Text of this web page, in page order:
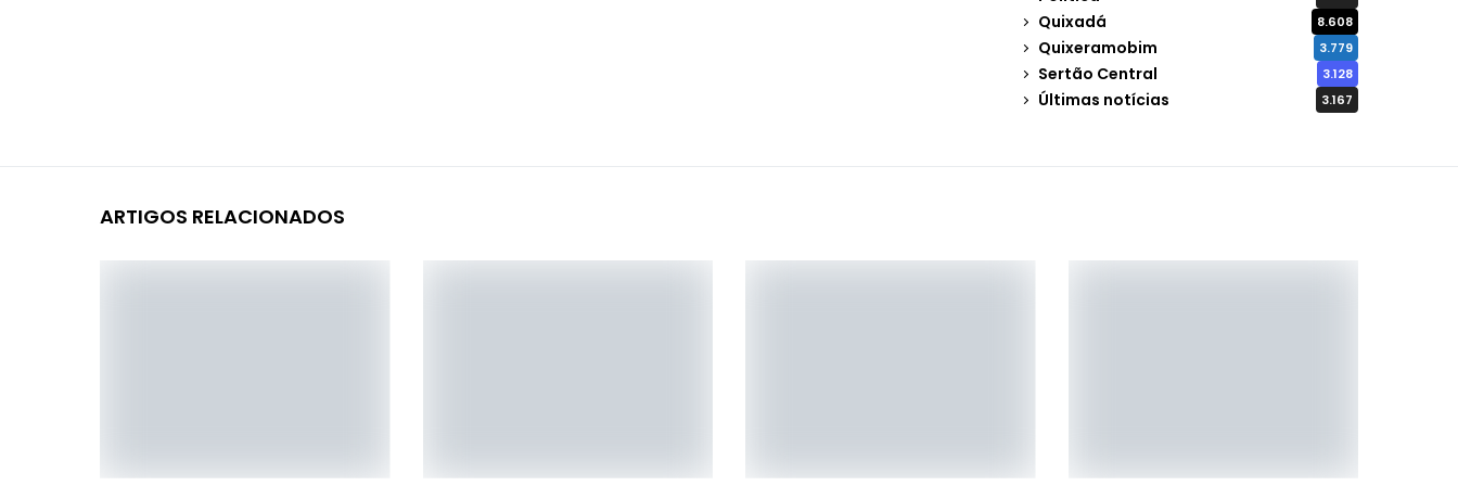
Quixadá 8.608
Quixeramobim 3.779
Sertão Central 3.128
Últimas notícias 3.167
ARTIGOS RELACIONADOS